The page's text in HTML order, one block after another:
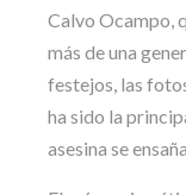
Calvo Ocampo,
más de una
festejos, las
ha sido la
asesina se